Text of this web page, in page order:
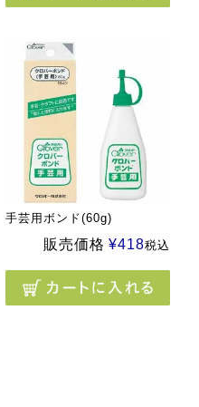
手芸用ボンド(60g)
販売価格 ¥418税込